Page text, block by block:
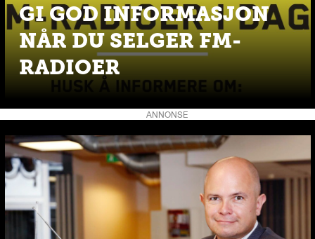
GI GOD INFORMASJON
NÅR DU SELGER FM-
RADIOER
ANNONSE